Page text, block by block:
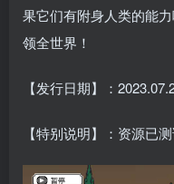
果它们有附身人类的能
领全世界！
【发行日期】：
【特别说明】：资源已